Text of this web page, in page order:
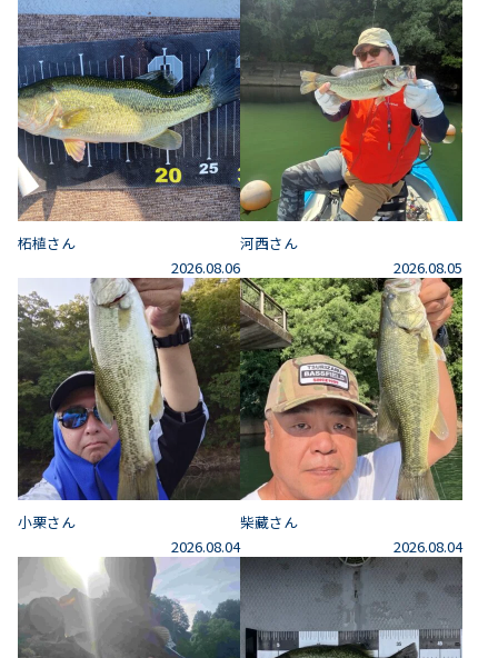
柘植さん
2026.08.06
河西さん
2026.08.05
小栗さん
2026.08.04
柴藏さん
2026.08.04